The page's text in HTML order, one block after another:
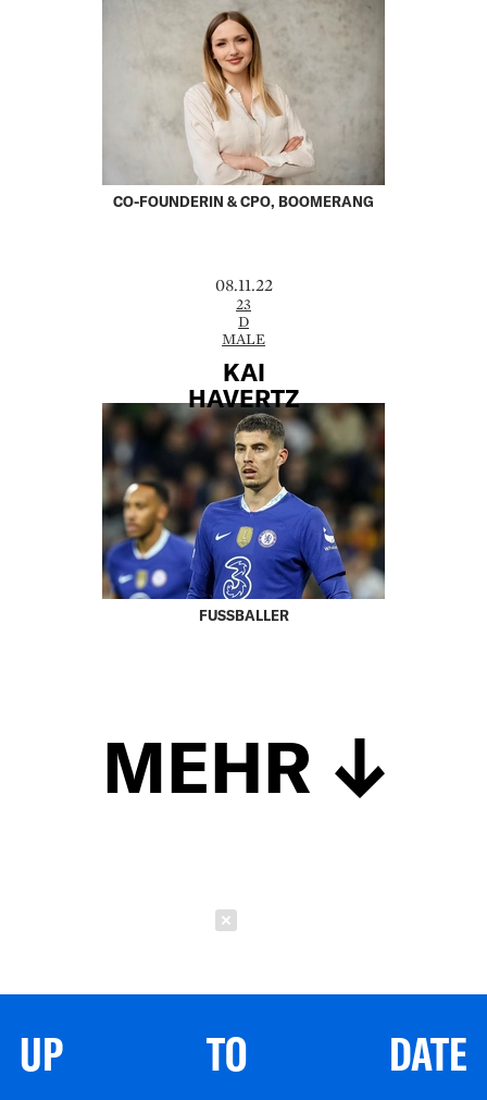
CO-FOUNDERIN & CPO, BOOMERANG
08.11.22
23
D
MALE
KAI
HAVERTZ
FUSSBALLER
MEHR
UP TO DATE